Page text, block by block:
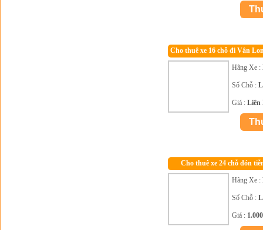
Cho thuê xe 16 chỗ đi Vân
Hãng Xe :
Số Chỗ :
Giá : Liên
Cho thuê xe 24 chỗ đón
Hãng Xe :
Số Chỗ :
Giá :